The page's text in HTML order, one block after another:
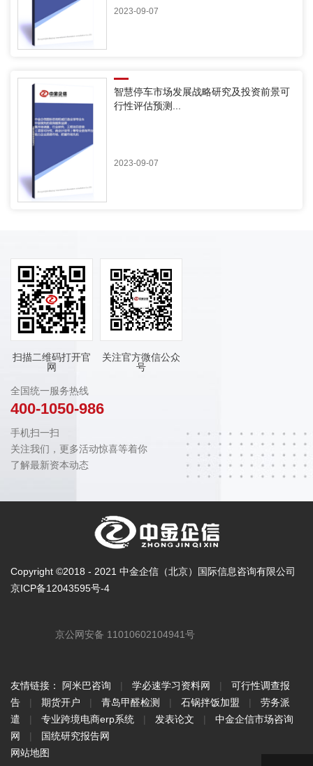
2023-09-07
智慧停车市场发展战略研究及投资前景可
行性评估预测...
2023-09-07
扫描二维码打开官
网
关注官方微信公众
号
全国统一服务热线
400-1050-986
手机扫一扫
关注我们，更多活动惊喜等着你
了解最新资本动态
Copyright ©2018 - 2021 中金企信（北京）国际信息咨询有限公司
京ICP备12043595号-4
京公网安备 11010602104941号
友情链接： 阿米巴咨询 | 学必速学习资料网 |
可行性调查报
告
| 期货开户 | 青岛甲醛检测 | 石锅拌饭加盟 |
劳务派
遣
| 专业跨境电商erp系统 | 发表论文 |
中金企信市场咨询
网
|
国统研究报告网
网站地图